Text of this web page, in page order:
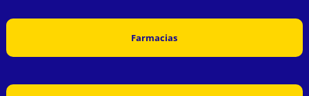
Farmacias